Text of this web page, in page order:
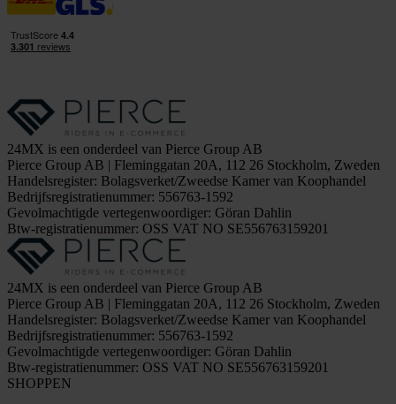
24MX is een onderdeel van Pierce Group AB
Pierce Group AB | Fleminggatan 20A, 112 26 Stockholm, Zweden
Handelsregister: Bolagsverket/Zweedse Kamer van Koophandel
Bedrijfsregistratienummer: 556763-1592
Gevolmachtigde vertegenwoordiger: Göran Dahlin
Btw-registratienummer: OSS VAT NO SE556763159201
24MX is een onderdeel van Pierce Group AB
Pierce Group AB | Fleminggatan 20A, 112 26 Stockholm, Zweden
Handelsregister: Bolagsverket/Zweedse Kamer van Koophandel
Bedrijfsregistratienummer: 556763-1592
Gevolmachtigde vertegenwoordiger: Göran Dahlin
Btw-registratienummer: OSS VAT NO SE556763159201
SHOPPEN